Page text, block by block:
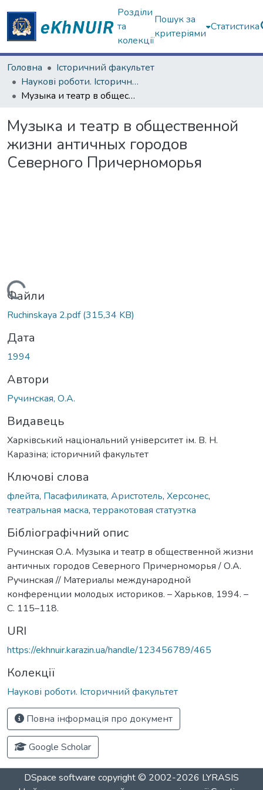
Розділи
та
колекції
Пошук за
критеріями
Статистика
Головна
Історичний факультет
Наукові роботи. Історичний факультет
Музыка и театр в общественной жизни античных городов Северного Причерноморья
Музыка и театр в общественной
жизни античных городов
Северного Причерноморья
Вантажиться...
Файли
Ruchinskaya 2.pdf(315,34 KB)
Дата
1994
Автори
Ручинская, О.А.
Видавець
Харківський національний університет ім. В. Н.
Каразіна; історичний факультет
Ключові слова
флейта, Пасафиликата, Аристотель, Херсонес,
театральная маска, терракотовая статуэтка
Бібліографічний опис
Ручинская О.А. Музыка и театр в общественной жизни
античных городов Северного Причерноморья / О.А.
Ручинская // Материалы международной
конференции молодых историков. – Харьков, 1994. –
C. 115–118.
URI
https://ekhnuir.karazin.ua/handle/123456789/465
Колекції
Наукові роботи. Історичний факультет
Повна інформація про документ
Google Scholar
DSpace software copyright © 2002-2026 LYRASIS